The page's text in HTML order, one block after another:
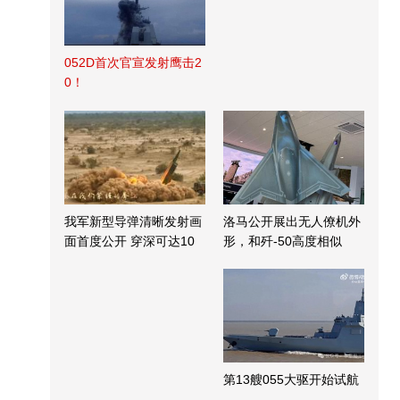
052D首次官宣发射鹰击2
0！
我军新型导弹清晰发射画
面首度公开 穿深可达10
洛马公开展出无人僚机外
形，和歼-50高度相似
第13艘055大驱开始试航